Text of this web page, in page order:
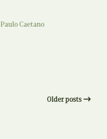
Paulo Caetano
Older posts